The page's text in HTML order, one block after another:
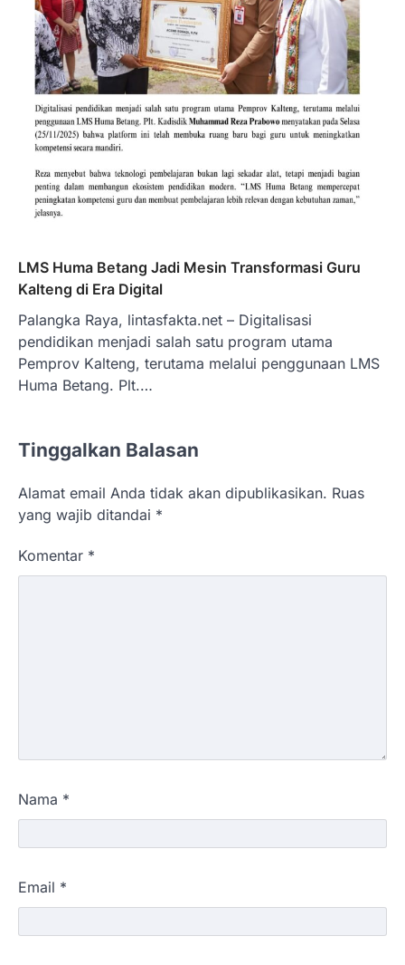
LMS Huma Betang Jadi Mesin Transformasi Guru
Kalteng di Era Digital
Palangka Raya, lintasfakta.net – Digitalisasi
pendidikan menjadi salah satu program utama
Pemprov Kalteng, terutama melalui penggunaan LMS
Huma Betang. Plt.…
Tinggalkan Balasan
Alamat email Anda tidak akan dipublikasikan. Ruas
yang wajib ditandai *
Komentar *
Nama *
Email *